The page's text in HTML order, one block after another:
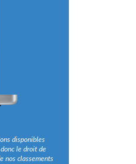
disponibles
le droit de
nos classements